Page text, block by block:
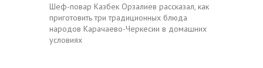
Шеф-повар Казбек Орзалиев рассказал, как
приготовить три традиционных блюда
народов Карачаево-Черкесии в домашних
условиях